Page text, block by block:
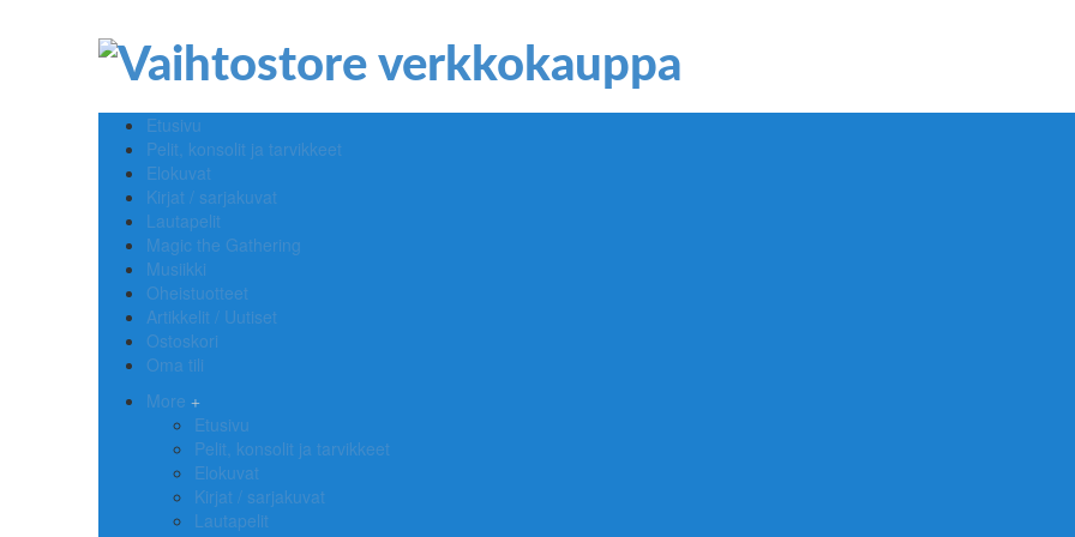
Etusivu
Pelit, konsolit ja tarvikkeet
Elokuvat
Kirjat / sarjakuvat
Lautapelit
Magic the Gathering
Musiikki
Oheistuotteet
Artikkelit / Uutiset
Ostoskori
Oma tili
More
Etusivu
Pelit, konsolit ja tarvikkeet
Elokuvat
Kirjat / sarjakuvat
Lautapelit